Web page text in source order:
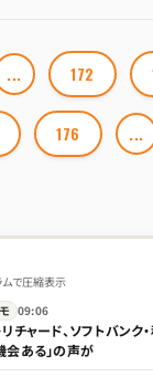
... 172
176 ...
で圧縮表示
09:06
チャード、ソフトバン
会ある」の声が